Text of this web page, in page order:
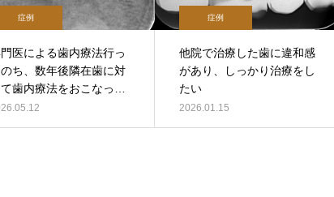
症例
医による歯内療法行っ
ち、数年後隣在歯に対
歯内療法をおこなった
症例
他院で治療した歯に違和感
があり、しっかり治療をし
たい
2026.01.15